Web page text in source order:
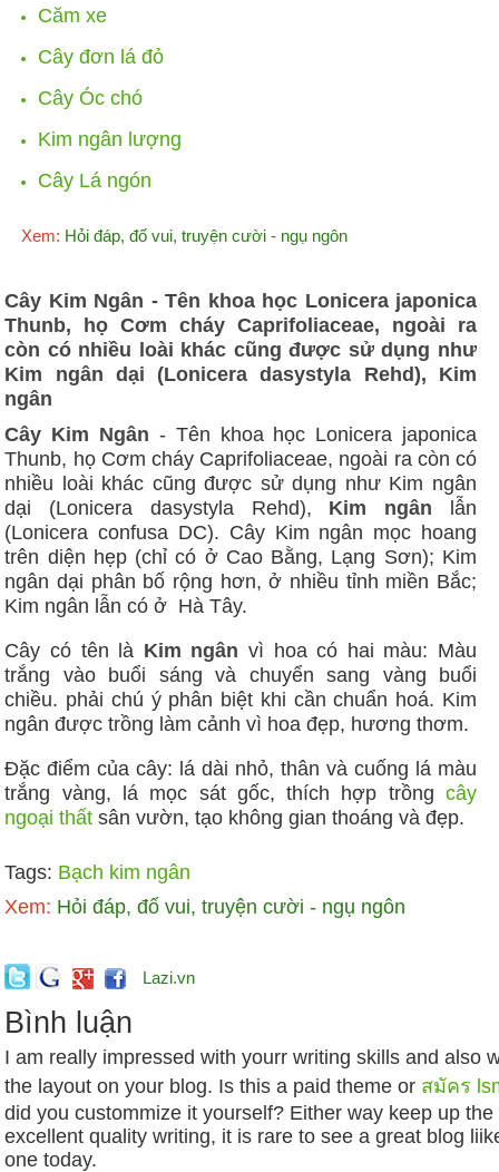
Căm xe
Cây đơn lá đỏ
Cây Óc chó
Kim ngân lượng
Cây Lá ngón
Xem: Hỏi đáp, đố vui, truyện cười - ngụ ngôn
Cây Kim Ngân - Tên khoa học Lonicera japonica
Thunb, họ Cơm cháy Caprifoliaceae, ngoài ra
còn có nhiều loài khác cũng được sử dụng như
Kim ngân dại (Lonicera dasystyla Rehd), Kim
ngân
Cây Kim Ngân - Tên khoa học Lonicera japonica
Thunb, họ Cơm cháy Caprifoliaceae, ngoài ra còn có
nhiều loài khác cũng được sử dụng như Kim ngân
dại (Lonicera dasystyla Rehd), Kim ngân lẫn
(Lonicera confusa DC). Cây Kim ngân mọc hoang
trên diện hẹp (chỉ có ở Cao Bằng, Lạng Sơn); Kim
ngân dại phân bố rộng hơn, ở nhiều tỉnh miền Bắc;
Kim ngân lẫn có ở Hà Tây.
Cây có tên là Kim ngân vì hoa có hai màu: Màu
trắng vào buổi sáng và chuyển sang vàng buổi
chiều. phải chú ý phân biệt khi cần chuẩn hoá. Kim
ngân được trồng làm cảnh vì hoa đẹp, hương thơm.
Đặc điểm của cây: lá dài nhỏ, thân và cuống lá màu
trắng vàng, lá mọc sát gốc, thích hợp trồng cây
ngoại thất sân vườn, tạo không gian thoáng và đẹp.
Tags: Bạch kim ngân
Xem: Hỏi đáp, đố vui, truyện cười - ngụ ngôn
Lazi.vn
Bình luận
I am really impressed with yourr writing skills and also
the layout on your blog. Is this a paid theme or สมัคร
did you custommize it yourself? Either way keep up the
excellent quality writing, it is rare to see a great blog
one today.